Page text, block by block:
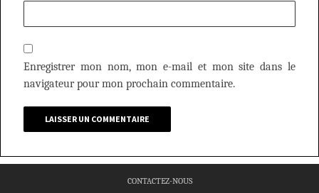
Enregistrer mon nom, mon e-mail et mon site dans le
navigateur pour mon prochain commentaire.
CONTACTEZ-NOUS